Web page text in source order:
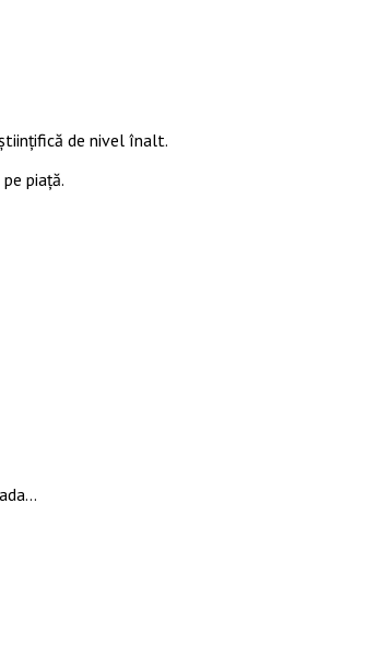
de nivel înalt.
piață.